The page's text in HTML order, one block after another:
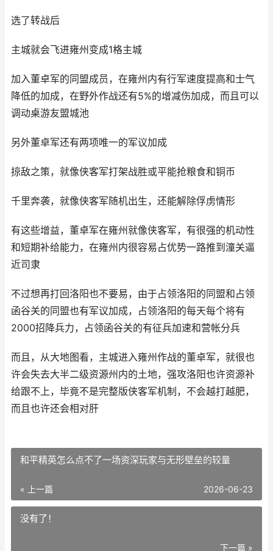
选了转战后
主城就会飞进雍州变成1格主城
加入董卓军的同盟成员，在雍州内有行军速度提高和士气
降低的加成，在野外作战还有5%的增减伤加成，而且可以
调动桌游友盟城池
另外董卓军还有两项唯一的军议加成
掠敌之策，就像侠客军打架战胜或平能抢粮食和铜币
千里奔袭，就像侠客军随机出生，还能解除俘虏情形
有这些增益，董卓军在雍州就像侠客军，有很强的机动性
和短期补给能力，在雍州内很容易占优势一路推到潼关逼
近司隶
不过想再打回洛阳也不要易，由于占领洛阳的同盟和占领
函谷关的同盟也有军议加成，占领洛阳的每天每个将有
2000招降兵力，占领函谷关的有征兵加速和营帐分兵
而且，从大地图看，主城进入雍州作战的董卓军，就很也
许会失去大半二级资源州内的土地，强攻洛阳也许资源补
给跟不上，毕竟不是完整版侠客军机制，不会越打越肥，
而且也许还会相对肝
和平精英怎么点不了一场资深玩家与无形壁垒的较量
« 上一篇 2026-06-23
没有了！
下一篇 »